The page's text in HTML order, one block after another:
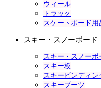
ウィール
トラック
スケートボード用
スキー・スノーボード
スキー・スノーボ
スキー板
スキービンディン
スキーブーツ